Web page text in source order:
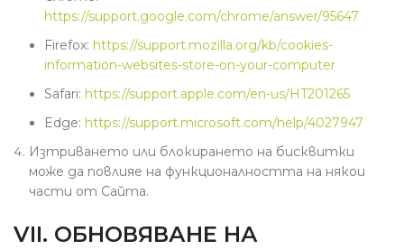
https://support.google.com/chrome/answer/95647
Firefox: https://support.mozilla.org/kb/cookies-
information-websites-store-on-your-computer
Safari: https://support.apple.com/en-us/HT201265
Edge: https://support.microsoft.com/help/4027947
Изтриването или блокирането на бисквитки
може да повлияе на функционалността на някои
части от Сайта.
VII. ОБНОВЯВАНЕ НА